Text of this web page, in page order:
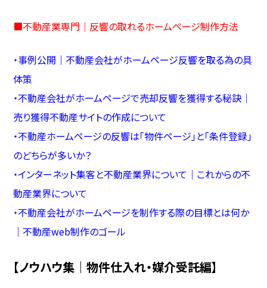
■不動産業専門｜反響の取れるホームページ制作方法
・事例公開｜不動産会社がホームページ反響を取る為の具
体策
・不動産会社がホームページで売却反響を獲得する秘訣｜
売り獲得不動産サイトの作成について
・不動産ホームページの反響は「物件ページ」と「条件登録」
のどちらが多いか？
・インターネット集客と不動産業界について｜これからの不
動産業界について
・不動産会社がホームページを制作する際の目標とは何か
｜不動産web制作のゴール
【ノウハウ集｜物件仕入れ・媒介受託編】